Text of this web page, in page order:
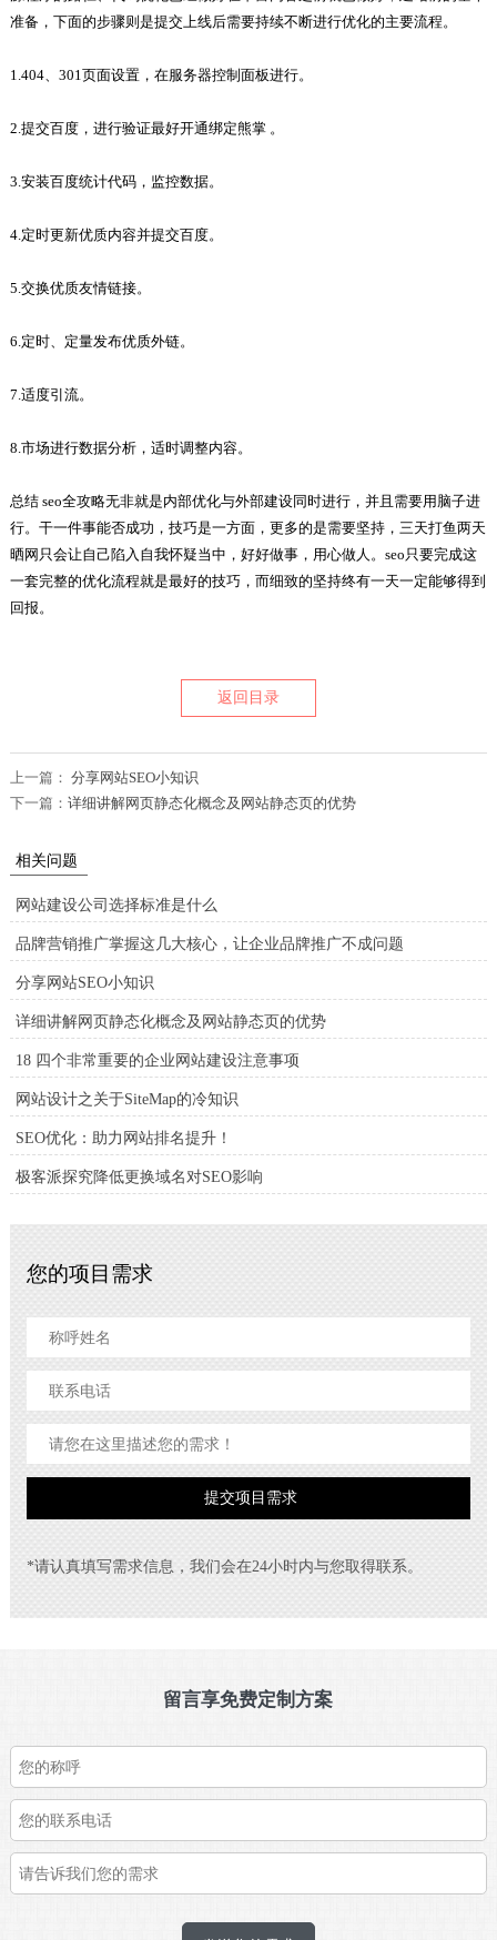
准备，下面的步骤则是提交上线后需要持续不断进行优化的主要流程。
1.404、301页面设置，在服务器控制面板进行。
2.提交百度，进行验证最好开通绑定熊掌 。
3.安装百度统计代码，监控数据。
4.定时更新优质内容并提交百度。
5.交换优质友情链接。
6.定时、定量发布优质外链。
7.适度引流。
8.市场进行数据分析，适时调整内容。
总结 seo全攻略无非就是内部优化与外部建设同时进行，并且需要用脑子进
行。干一件事能否成功，技巧是一方面，更多的是需要坚持，三天打鱼两天
晒网只会让自己陷入自我怀疑当中，好好做事，用心做人。seo只要完成这
一套完整的优化流程就是最好的技巧，而细致的坚持终有一天一定能够得到
回报。
返回目录
上一篇： 分享网站SEO小知识
下一篇： 详细讲解网页静态化概念及网站静态页的优势
相关问题
网站建设公司选择标准是什么
品牌营销推广掌握这几大核心，让企业品牌推广不成问题
分享网站SEO小知识
详细讲解网页静态化概念及网站静态页的优势
18 四个非常重要的企业网站建设注意事项
网站设计之关于SiteMap的冷知识
SEO优化：助力网站排名提升！
极客派探究降低更换域名对SEO影响
您的项目需求
*请认真填写需求信息，我们会在24小时内与您取得联系。
留言享免费定制方案